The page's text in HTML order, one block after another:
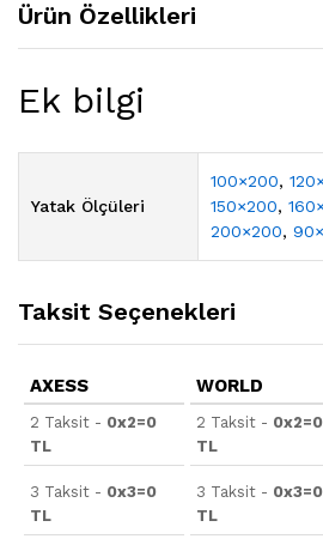
Ürün Özellikleri
Ek bilgi
Yatak Ölçüleri
100×200,
150×200,
200×200,
Taksit Seçenekleri
AXESS
2 Taksit - 0x2=0
TL
3 Taksit - 0x3=0
TL
WORLD
2 Taksit - 0x2=0
TL
3 Taksit - 0x3=0
TL